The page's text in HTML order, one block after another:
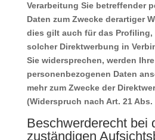
Verarbeitung Sie betreffender
Daten zum Zwecke derartiger
dies gilt auch für das Profiling,
solcher Direktwerbung in
Sie widersprechen, werden Ihre
personenbezogenen Daten
mehr zum Zwecke der
(Widerspruch nach Art. 21 Abs.
Beschwerderecht bei
zuständigen